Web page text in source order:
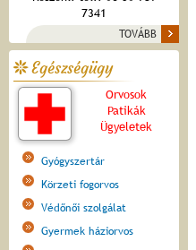
7341
TOVÁBB
Egészségügy
Orvosok
Patikák
Ügyeletek
Gyógyszertár
Körzeti fogorvos
Védőnői szolgálat
Gyermek háziorvos